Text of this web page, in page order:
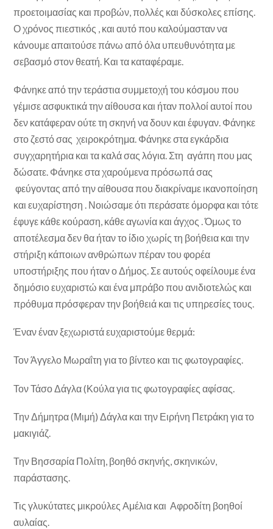
προετοιμασίας και προβών, πολλές και δύσκολες επίσης.
Ο χρόνος πιεστικός , και αυτό που καλούμασταν να
κάνουμε απαιτούσε πάνω από όλα υπευθυνότητα με
σεβασμό στον θεατή. Και τα καταφέραμε.
Φάνηκε από την τεράστια συμμετοχή του κόσμου που
γέμισε ασφυκτικά την αίθουσα και ήταν πολλοί αυτοί που
δεν κατάφεραν ούτε τη σκηνή να δουν και έφυγαν. Φάνηκε
στο ζεστό σας χειροκρότημα. Φάνηκε στα εγκάρδια
συγχαρητήρια και τα καλά σας λόγια. Στη αγάπη που μας
δώσατε. Φάνηκε στα χαρούμενα πρόσωπά σας
φεύγοντας από την αίθουσα που διακρίναμε ικανοποίηση
και ευχαρίστηση . Νοιώσαμε ότι περάσατε όμορφα και τότε
έφυγε κάθε κούραση, κάθε αγωνία και άγχος . Όμως το
αποτέλεσμα δεν θα ήταν το ίδιο χωρίς τη βοήθεια και την
στήριξη κάποιων ανθρώπων πέραν του φορέα
υποστήριξης που ήταν ο Δήμος. Σε αυτούς οφείλουμε ένα
δημόσιο ευχαριστώ και ένα μπράβο που ανιδιοτελώς και
πρόθυμα πρόσφεραν την βοήθειά και τις υπηρεσίες τους.
Έναν έναν ξεχωριστά ευχαριστούμε θερμά:
Τον Άγγελο Μωραΐτη για το βίντεο και τις φωτογραφίες.
Τον Τάσο Δάγλα (Κούλα για τις φωτογραφίες αφίσας.
Την Δήμητρα (Μιμή) Δάγλα και την Ειρήνη Πετράκη για το
μακιγιάζ.
Την Βησσαρία Πολίτη, βοηθό σκηνής, σκηνικών,
παράστασης.
Τις γλυκύτατες μικρούλες Αμέλια και Αφροδίτη βοηθοί
αυλαίας.